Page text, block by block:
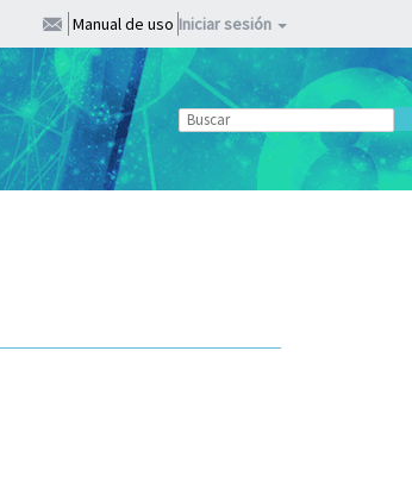
Manual de uso Iniciar sesión